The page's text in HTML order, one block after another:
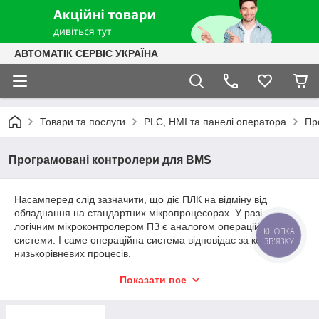
АВТОМАТІК СЕРВІС УКРАЇНА
Товари та послуги PLC, HMI та панелі оператора
Програмовані контролери для BMS
Насамперед слід зазначити, що діє ПЛК на відміну від
обладнання на стандартних мікропроцесорах. У разі
логічним мікроконтролером ПЗ є аналогом операційної
системи. І саме операційна система відповідає за контроль
низькорівневих процесів.
Встановлюється системне програмне забезпечення в
Показати все
КНОПКА
ЗВ'ЯЗКУ